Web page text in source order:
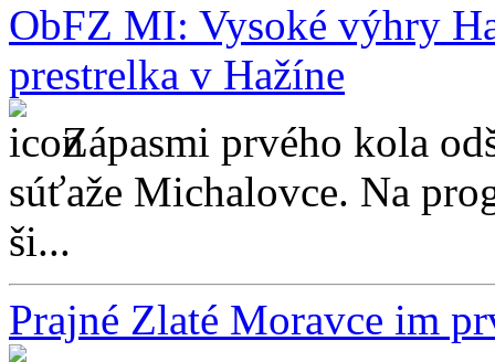
ObFZ MI: Vysoké výhry
prestrelka v Hažíne
Zápasmi prvého kola
súťaže Michalovce. Na
ši...
Prajné Zlaté Moravce im